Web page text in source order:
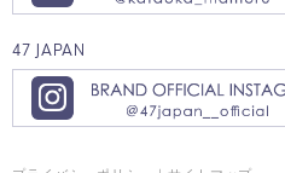
47 JAPAN